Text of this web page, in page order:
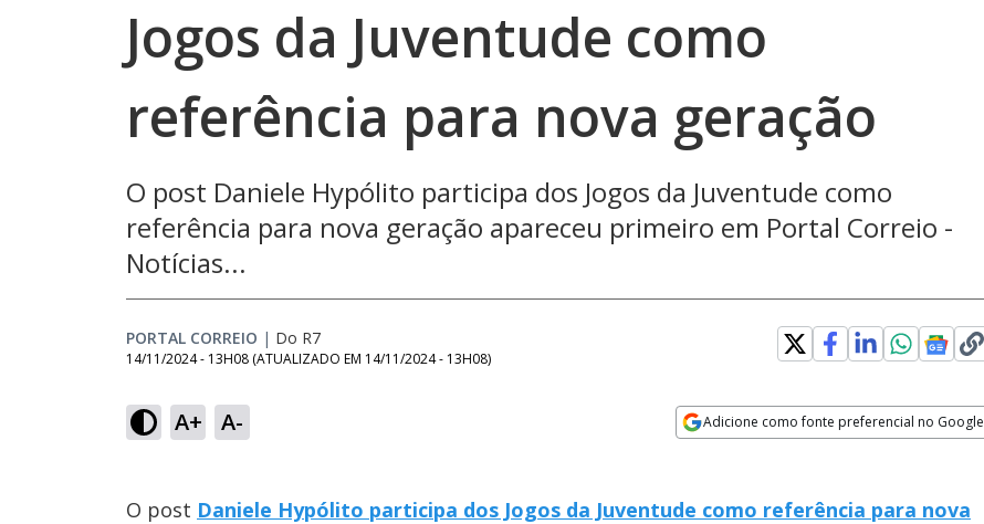
Jogos da Juventude como
referência para nova geração
O post Daniele Hypólito participa dos Jogos da Juventude como
referência para nova geração apareceu primeiro em Portal Correio -
Notícias...
PORTAL CORREIO | Do R7
14/11/2024 - 13H08 (ATUALIZADO EM 14/11/2024 - 13H08)
A+ A- Adicione como fonte preferencial no Google
O post Daniele Hypólito participa dos Jogos da Juventude como referência para nova